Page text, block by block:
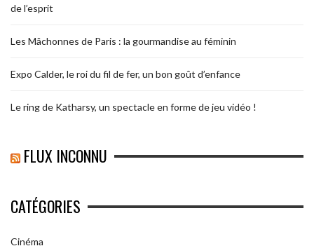
de l’esprit
Les Mâchonnes de Paris : la gourmandise au féminin
Expo Calder, le roi du fil de fer, un bon goût d’enfance
Le ring de Katharsy, un spectacle en forme de jeu vidéo !
FLUX INCONNU
CATÉGORIES
Cinéma